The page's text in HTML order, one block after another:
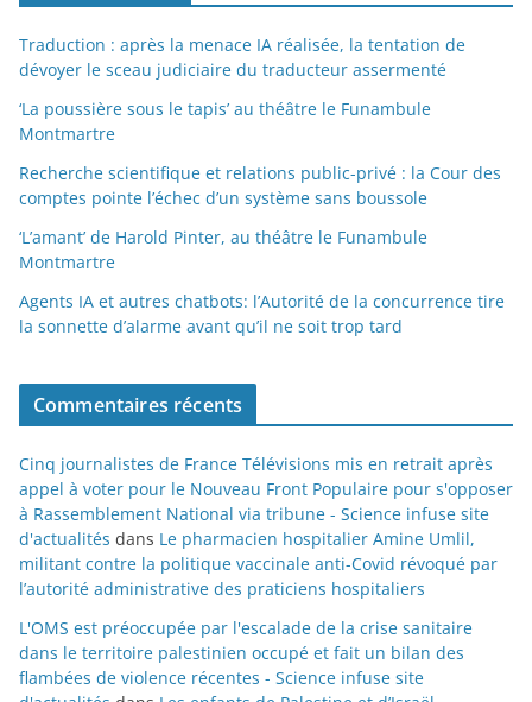
Traduction : après la menace IA réalisée, la tentation de
dévoyer le sceau judiciaire du traducteur assermenté
‘La poussière sous le tapis’ au théâtre le Funambule
Montmartre
Recherche scientifique et relations public-privé : la Cour des
comptes pointe l’échec d’un système sans boussole
‘L’amant’ de Harold Pinter, au théâtre le Funambule
Montmartre
Agents IA et autres chatbots: l’Autorité de la concurrence tire
la sonnette d’alarme avant qu’il ne soit trop tard
Commentaires récents
Cinq journalistes de France Télévisions mis en retrait après
appel à voter pour le Nouveau Front Populaire pour s'opposer
à Rassemblement National via tribune - Science infuse site
d'actualités dans Le pharmacien hospitalier Amine Umlil,
militant contre la politique vaccinale anti-Covid révoqué par
l’autorité administrative des praticiens hospitaliers
L'OMS est préoccupée par l'escalade de la crise sanitaire
dans le territoire palestinien occupé et fait un bilan des
flambées de violence récentes - Science infuse site